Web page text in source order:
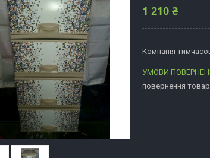
1 210 ₴
Компанія
повернення